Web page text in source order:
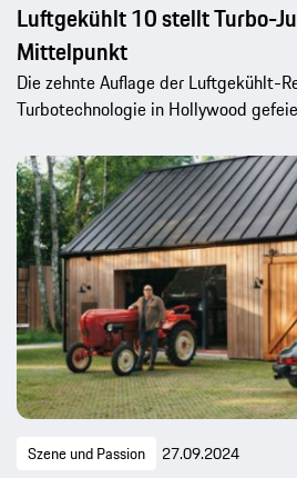
Luftgekühlt 10 stellt Turbo-
Mittelpunkt
Die zehnte Auflage der Luftgekühlt-
Turbotechnologie in Hollywood
Szene und Passion 27.09.2024